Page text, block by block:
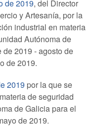
de 2019, del Director
y Artesanía, por la
industrial en materia
Autónoma de
2019 - agosto de
de 2019.
2019 por la que se
de seguridad
de Galicia para el
de 2019.